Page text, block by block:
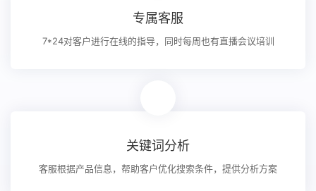
专属客服
7*24对客户进行在线的指导，同时每周也有直播会议培训
关键词分析
客服根据产品信息，帮助客户优化搜索条件，提供分析方案